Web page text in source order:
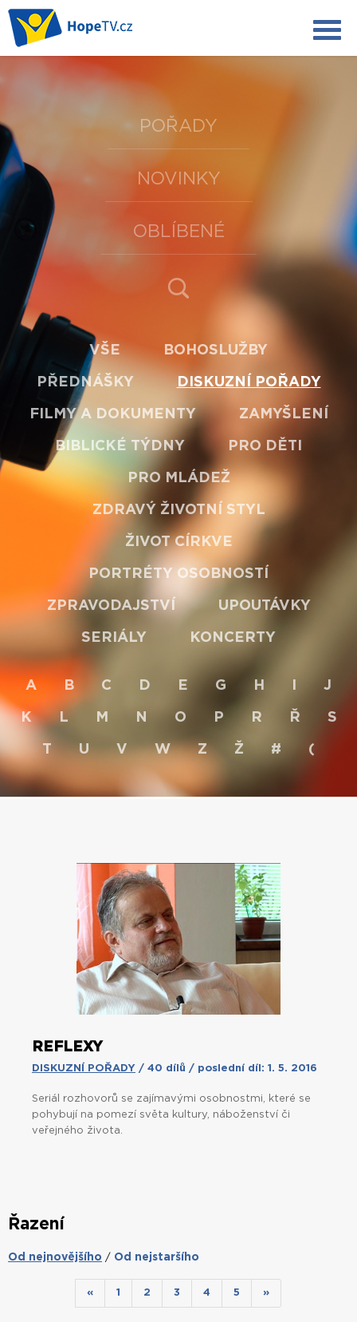
POŘADY
NOVINKY
OBLÍBENÉ
VŠE BOHOSLUŽBY
PŘEDNÁŠKY DISKUZNÍ POŘADY
FILMY A DOKUMENTY ZAMYŠLENÍ
BIBLICKÉ TÝDNY PRO DĚTI
PRO MLÁDEŽ
ZDRAVÝ ŽIVOTNÍ STYL
ŽIVOT CÍRKVE
PORTRÉTY OSOBNOSTÍ
ZPRAVODAJSTVÍ UPOUTÁVKY
SERIÁLY KONCERTY
A B C D E G H J
K L M N O P R Ř S
T U V W Z Ž # (
REFLEXY
DISKUZNÍ POŘADY / 40 dílů / poslední díl: 1. 5. 2016
Seriál rozhovorů se zajímavými osobnostmi, které se
pohybují na pomezí světa kultury, náboženství či
veřejného života.
Řazení
Od nejnovějšího / Od nejstaršího
« 1 2 3 4 5 »